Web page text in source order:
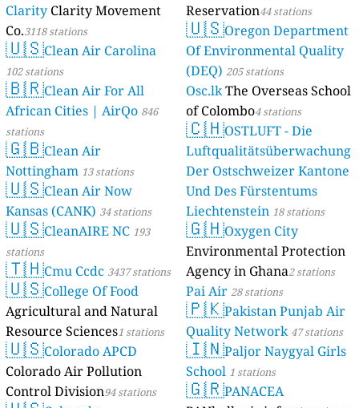
Clarity Clarity Movement
Co.3118 stations
🇺🇸Clean Air Carolina
102 stations
🇧🇷Clean Air For All
African Cities | AirQo 846
stations
🇬🇧Clean Air
Nottingham 13 stations
🇺🇸Clean Air Now
Kansas (CANK) 34 stations
🇺🇸CleanAIRE NC 193
stations
🇹🇭Cmu Ccdc 3437 stations
🇺🇸College Of Food
Agricultural and Natural
Resource Sciences1 stations
🇺🇸Colorado APCD
Colorado Air Pollution
Control Division94 stations
Reservation44 stations
🇺🇸Oregon Department
Of Environmental Quality
(DEQ) 205 stations
Osc.lkThe Overseas School
of Colombo4 stations
🇨🇭OSTLUFT - Die
Luftqualitätsüberwachung
Der Ostschweizer Kantone
Und Des Fürstentums
Liechtenstein 18 stations
🇬🇭Oxygen City
Environmental Protection
Agency in Ghana2 stations
Pai Air 28 stations
🇵🇰Pakistan Punjab Air
Quality Network 47 stations
🇮🇳Paljor Naygyal Girls
School 1 stations
🇬🇷PANACEA